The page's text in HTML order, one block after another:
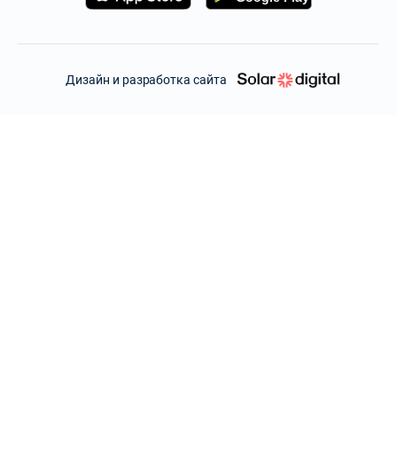
Дизайн и разработка сайта